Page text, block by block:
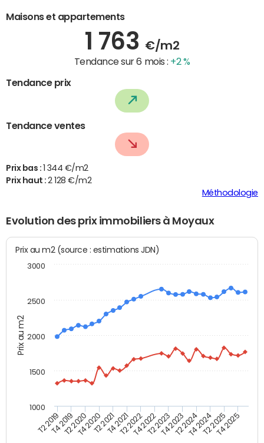
Maisons et appartements
1 763 €/m2
Tendance sur 6 mois : +2 %
Tendance prix
Tendance ventes
Prix bas :
1 344 €/m2
Prix haut :2 128 €/m2
Méthodologie
Evolution des prix immobiliers à Moyaux
Prix au m2
Prix au m2 (source : estimations JDN)
T2 2019T4 2019T2 2020T4 2020T2 2021T4 2021T2 2022T4 2022T2 2023T4 2023T2 2024T4 2024T2 2025T4 2025
1000
1500
2000
2500
3000